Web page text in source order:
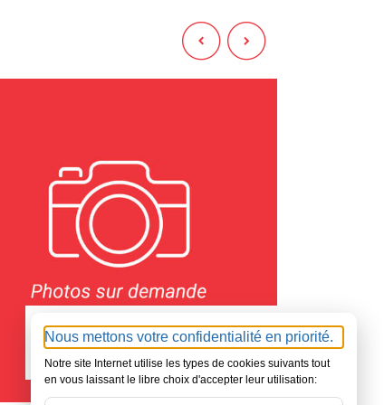
72 - SARTHE
780000€
22 -
Nous mettons votre confidentialité en priorité.
Notre site Internet utilise les types de cookies suivants tout
en vous laissant le libre choix d'accepter leur utilisation: